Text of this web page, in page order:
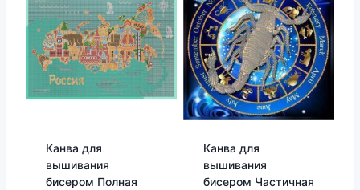
Канва для
вышивания
бисером Полная
Канва для
вышивания
бисером Частичная